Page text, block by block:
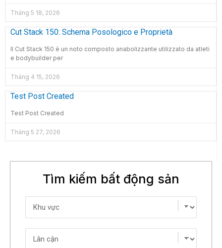
Tháng 5 18, 2026
Cut Stack 150: Schema Posologico e Proprietà
Il Cut Stack 150 è un noto composto anabolizzante utilizzato da atleti
e bodybuilder per
Tháng 4 15, 2026
Test Post Created
Test Post Created
Tháng 5 27, 2026
Tìm kiếm bất động sản